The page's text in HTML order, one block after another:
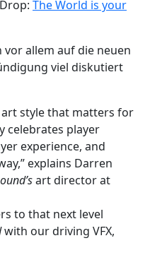
The World is your
vor allem auf die neuen
viel diskutiert
art style that matters for
celebrates player
experience, and
explains Darren
art director at
to that next level
with our driving VFX,